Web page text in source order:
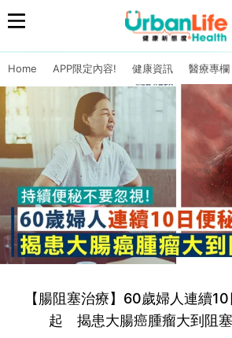
Home APP限定內容! 健康資訊 醫療專欄
【腸阻塞治療】60歲婦人連續
起 揭患大腸癌腫瘤大到阻